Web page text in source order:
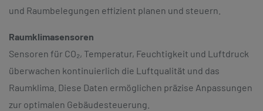
und Raumbelegungen effizient planen und steuern.
Raumklimasensoren
Sensoren für CO₂, Temperatur, Feuchtigkeit und Luftdruck
überwachen kontinuierlich die Luftqualität und das
Raumklima. Diese Daten ermöglichen präzise Anpassungen
zur optimalen Gebäudesteuerung.